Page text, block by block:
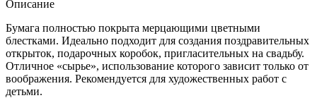
Описание
Бумага полностью покрыта мерцающими цветными
блестками. Идеально подходит для создания поздравительных
открыток, подарочных коробок, пригласительных на свадьбу.
Отличное «сырье», использование которого зависит только от
воображения. Рекомендуется для художественных работ с
детьми.